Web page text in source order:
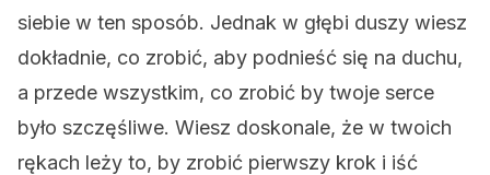
siebie w ten sposób. Jednak w głębi duszy wiesz
dokładnie, co zrobić, aby podnieść się na duchu,
a przede wszystkim, co zrobić by twoje serce
było szczęśliwe. Wiesz doskonale, że w twoich
rękach leży to, by zrobić pierwszy krok i iść